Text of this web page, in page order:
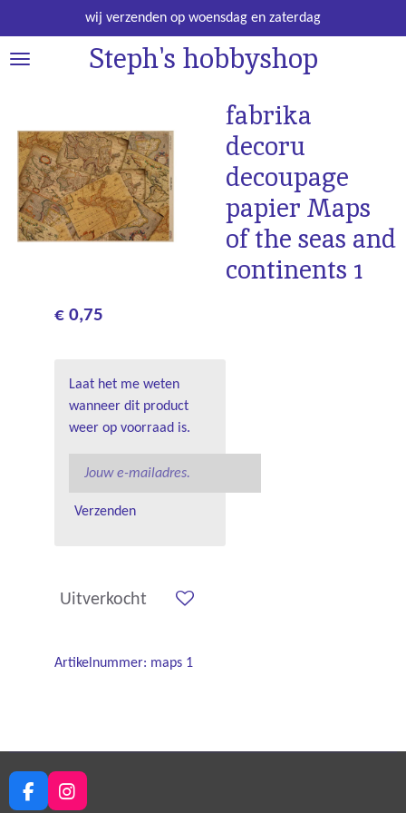
direct
naar
Steph's hobbyshop
wij verzenden op woensdag en zaterdag
fabrika
decoru
decoupage
papier Maps
of the seas and
continents 1
€ 0,75
Laat het me weten
wanneer dit product
weer op voorraad is.
Verzenden
Uitverkocht
Artikelnummer: maps 1
F
I